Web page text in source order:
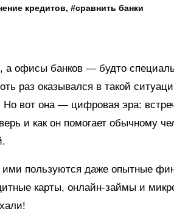
кредитов, #сравнить банки
, а офисы банков — будто
раз оказывался в такой
Но вот она — цифровая эра:
и как он помогает обычному
ими пользуются даже опытные
карты, онлайн-займы и